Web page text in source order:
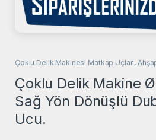
Çoklu Delik Makinesi Matkap Uçları,
Çoklu Delik Makine
Sağ Yön Dönüşlü
Ucu.